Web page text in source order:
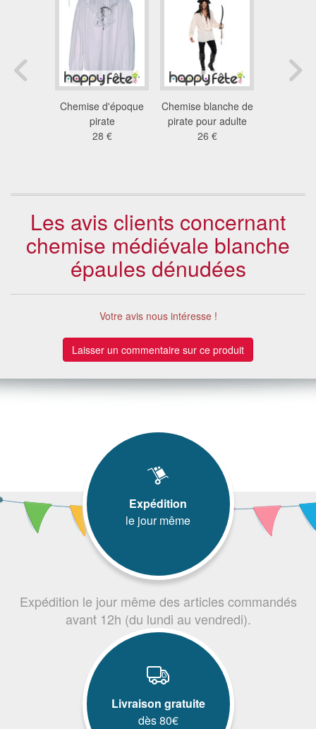
Chemise d'époque
pirate
28 €
Chemise blanche de
pirate pour adulte
26 €
Les avis clients concernant
chemise médiévale blanche
épaules dénudées
Votre avis nous intéresse !
Laisser un commentaire sur ce produit
Expédition
le jour même
Expédition le jour même des articles commandés
avant 12h (du lundi au vendredi).
Livraison gratuite
dès 80€